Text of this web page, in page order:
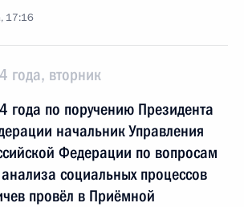
17:16
года, вторник
года по поручению Президента
начальник Управления
Федерации по вопросам
социальных процессов
провёл в Приёмной